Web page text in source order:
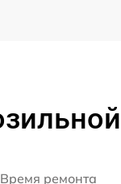
Время ремонта